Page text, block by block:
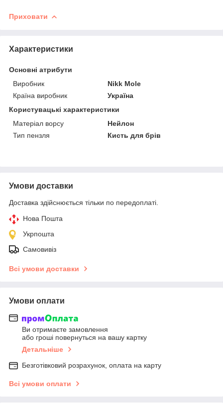
Приховати
Характеристики
Основні атрибути
Виробник
Nikk Mole
Країна виробник
Україна
Користувацькі характеристики
Матеріал ворсу
Нейлон
Тип пензля
Кисть для брів
Умови доставки
Доставка здійснюється тільки по передоплаті.
Нова Пошта
Укрпошта
Самовивіз
Всі умови доставки
Умови оплати
Ви отримаєте замовлення
або гроші повернуться на вашу картку
Детальніше
Безготівковий розрахунок, оплата на карту
Всі умови оплати